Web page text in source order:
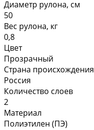
Диаметр рулона, см
50
Вес рулона, кг
0,8
Цвет
Прозрачный
Страна происхождения
Россия
Количество слоев
2
Материал
Полиэтилен (ПЭ)